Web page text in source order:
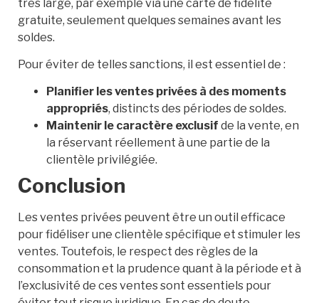
très large, par exemple via une carte de fidélité
gratuite, seulement quelques semaines avant les
soldes.
Pour éviter de telles sanctions, il est essentiel de :
Planifier les ventes privées à des moments
appropriés, distincts des périodes de soldes.
Maintenir le caractère exclusif de la vente, en
la réservant réellement à une partie de la
clientèle privilégiée.
Conclusion
Les ventes privées peuvent être un outil efficace
pour fidéliser une clientèle spécifique et stimuler les
ventes. Toutefois, le respect des règles de la
consommation et la prudence quant à la période et à
l’exclusivité de ces ventes sont essentiels pour